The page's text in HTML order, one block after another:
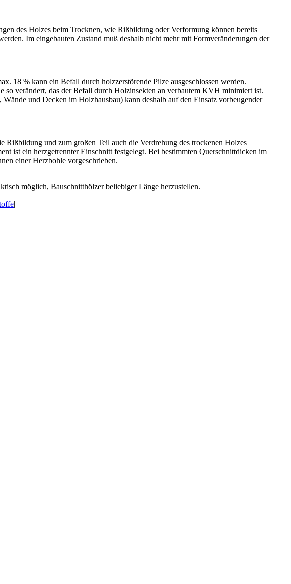
des Holzes beim Trocknen, wie Rißbildung oder Verformung können bereits
Im eingebauten Zustand muß deshalb nicht mehr mit Formveränderungen der
18 % kann ein Befall durch holzzerstörende Pilze ausgeschlossen werden.
so verändert, das der Befall durch Holzinsekten an verbautem KVH minimiert ist.
und Decken im Holzhausbau) kann deshalb auf den Einsatz vorbeugender
und zum großen Teil auch die Verdrehung des trockenen Holzes
ist ein herzgetrennter Einschnitt festgelegt. Bei bestimmten Querschnittdicken im
einer Herzbohle vorgeschrieben.
möglich, Bauschnitthölzer beliebiger Länge herzustellen.
|